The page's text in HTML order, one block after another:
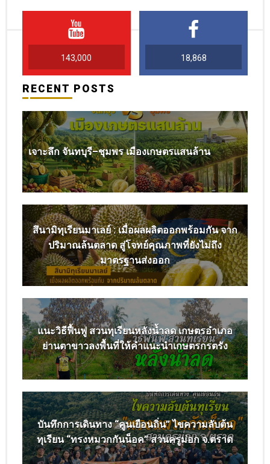
143,000 18,868
RECENT POSTS
เจาะลึก จันทบุรี–ชุมพร เมืองเกษตรแสนล้าน
สึนามิทุเรียนมาเลย์ : เมื่อผลผลิตออกพร้อมกัน จาก
ปริมาณล้นตลาด สู่โจทย์คุณภาพที่ยังไม่ถึง
มาตรฐานส่งออก
แนะวิธีฟื้นฟู สวนทุเรียนหลังน้ำลด เกษตรอำเภอ
ย่านตาขาวลงพื้นที่ให้คำแนะนำเกษตรกรตรัง
บันทึกการเดินทาง “คูนเยือนถิ่น” ไขความลับต้น
ทุเรียน “ทรงหมวกกันน็อค” สวนครูม่อก จ.ตราด